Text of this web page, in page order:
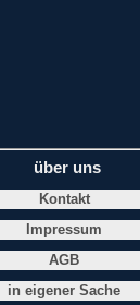
über uns
Kontakt
Impressum
AGB
in eigener Sache